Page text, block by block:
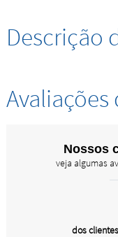
Descrição
Avaliações
Nossos
veja algumas
dos